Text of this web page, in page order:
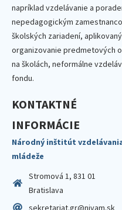
napríklad vzdelávanie a
nepedagogickým
školských zariadení,
organizovanie predmetových
na školách, neformálne
fondu.
KONTAKTNÉ
INFORMÁCIE
Národný inštitút
mládeže
Stromová 1, 831 01
Bratislava
sekretariat.gr@nivam.sk